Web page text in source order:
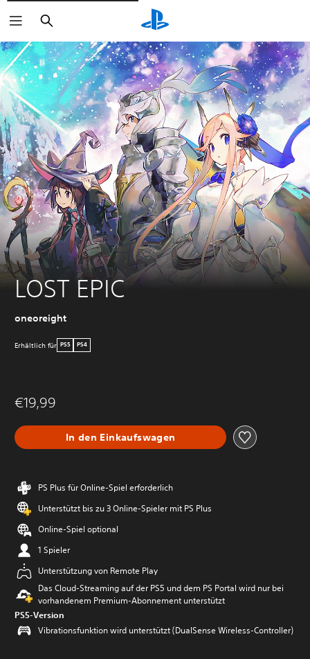
Suchen
LOST EPIC
oneoreight
Erhältlich für PS5 PS4
€19,99
In den Einkaufswagen
PS Plus für Online-Spiel erforderlich
Unterstützt bis zu 3 Online-Spieler mit PS Plus
Online-Spiel optional
1 Spieler
Unterstützung von Remote Play
Das Cloud-Streaming auf der PS5 und dem PS Portal wird nur bei
vorhandenem Premium-Abonnement unterstützt
PS5-Version
Vibrationsfunktion wird unterstützt (DualSense Wireless-Controller)